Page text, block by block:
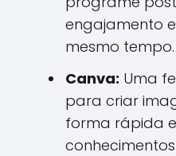
engajamento
mesmo tempo.
Canva: Uma
para criar
forma rápida